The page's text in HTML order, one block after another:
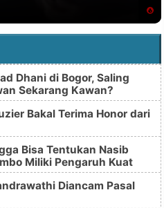
Dhani di Bogor, Saling
Sekarang Kawan?
Bakal Terima Honor dari
Bisa Tentukan Nasib
Miliki Pengaruh Kuat
Diancam Pasal